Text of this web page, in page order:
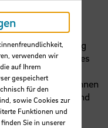
und den Bezug
Studierenden jedes
hochwertigen
Vertreter:innen
interessante und
verwenden wir
auf Ihrem
gespeichert
für den
sowie Cookies zur
Funktionen und
Sie in unserer